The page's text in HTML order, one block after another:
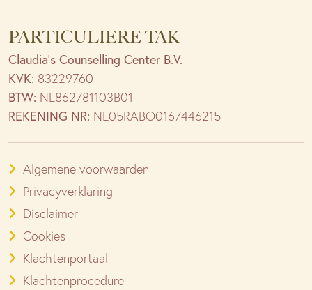
PARTICULIERE TAK
Claudia’s Counselling Center B.V.
KVK: 83229760
BTW: NL862781103B01
REKENING NR: NL05RABO0167446215
Algemene voorwaarden
Privacyverklaring
Disclaimer
Cookies
Klachtenportaal
Klachtenprocedure